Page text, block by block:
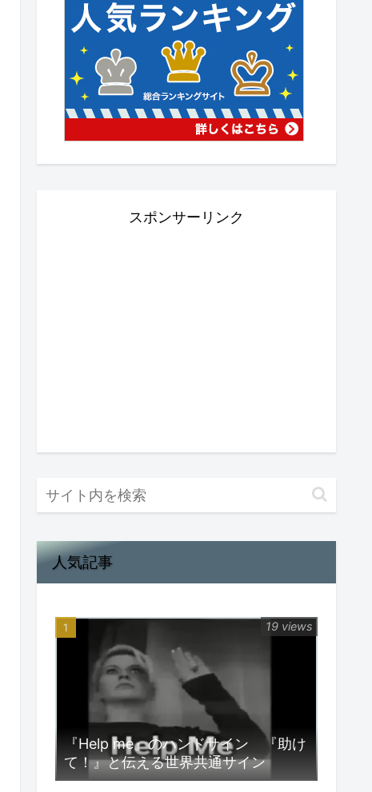
スポンサーリンク
人気記事
『Help me』のハンドサイン 『助け
て！』と伝える世界共通サイン
19 views